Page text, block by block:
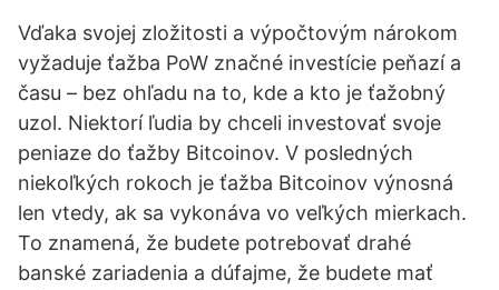
Vďaka svojej zložitosti a výpočtovým nárokom
vyžaduje ťažba PoW značné investície peňazí a
času – bez ohľadu na to, kde a kto je ťažobný
uzol. Niektorí ľudia by chceli investovať svoje
peniaze do ťažby Bitcoinov. V posledných
niekoľkých rokoch je ťažba Bitcoinov výnosná
len vtedy, ak sa vykonáva vo veľkých mierkach.
To znamená, že budete potrebovať drahé
banské zariadenia a dúfajme, že budete mať